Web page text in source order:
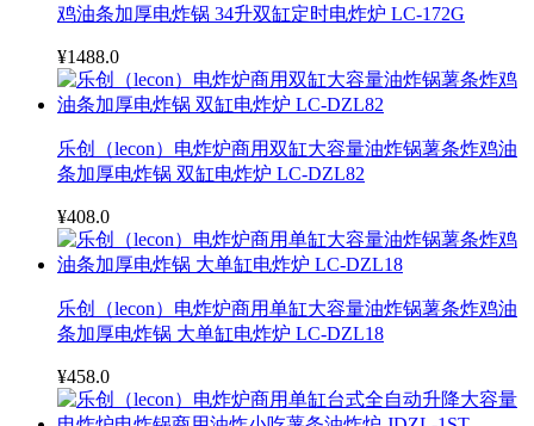
鸡油条加厚电炸锅 34升双缸定时电炸炉 LC-172G
¥1488.0
乐创（lecon）电炸炉商用双缸大容量油炸锅薯条炸鸡油
条加厚电炸锅 双缸电炸炉 LC-DZL82
¥408.0
乐创（lecon）电炸炉商用单缸大容量油炸锅薯条炸鸡油
条加厚电炸锅 大单缸电炸炉 LC-DZL18
¥458.0